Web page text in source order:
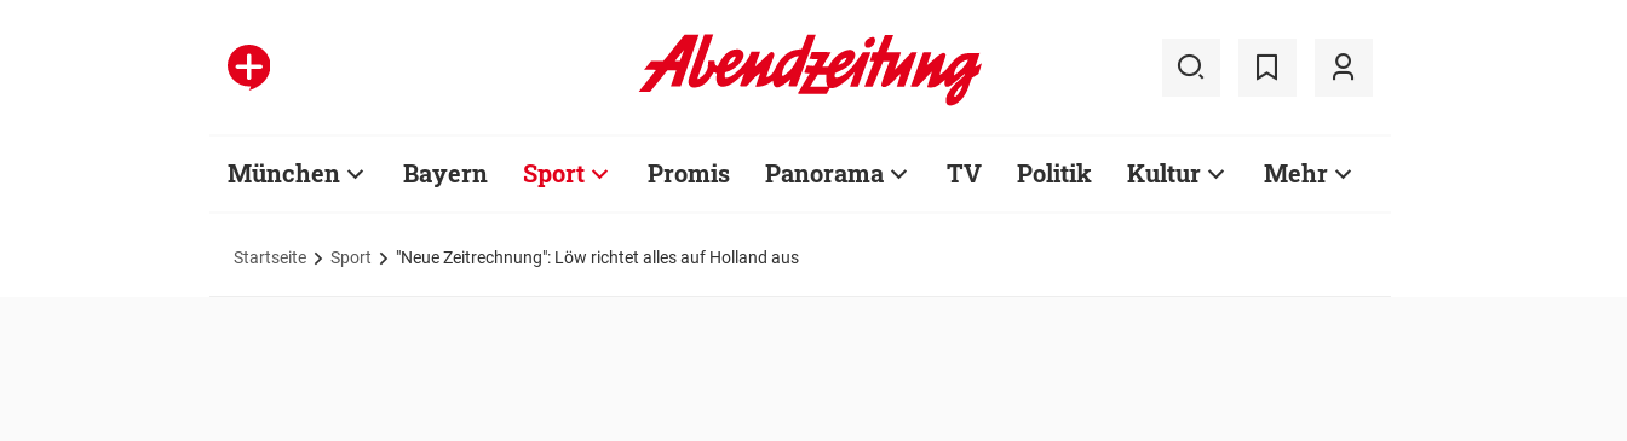
München Bayern Sport Promis Panorama TV Politik Kultur Mehr
Startseite Sport "Neue Zeitrechnung": Löw richtet alles auf Holland aus